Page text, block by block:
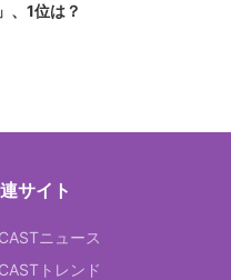
、1位は？
サイト
ニュース
トレンド